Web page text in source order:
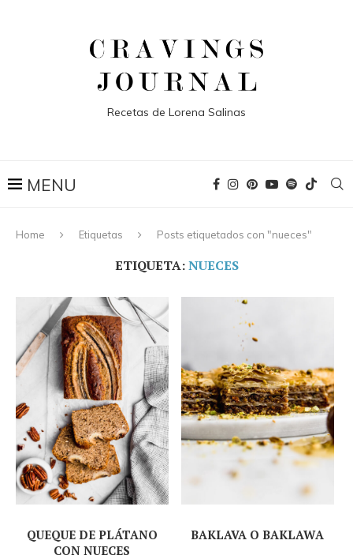
Recetas de Lorena Salinas
Home Etiquetas Posts etiquetados con "nueces"
ETIQUETA:NUECES
QUEQUE DE PLÁTANO
CON NUECES
BAKLAVA O BAKLAWA